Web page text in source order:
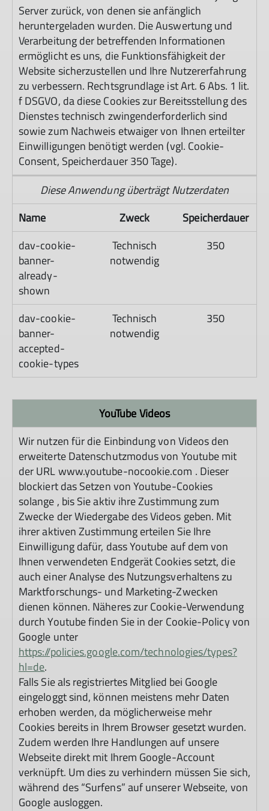
Server zurück, von denen sie anfänglich
heruntergeladen wurden. Die Auswertung und
Verarbeitung der betreffenden Informationen
ermöglicht es uns, die Funktionsfähigkeit der
Website sicherzustellen und Ihre Nutzererfahrung
zu verbessern. Rechtsgrundlage ist Art. 6 Abs. 1 lit.
f DSGVO, da diese Cookies zur Bereitsstellung des
Dienstes technisch zwingenderforderlich sind
sowie zum Nachweis etwaiger von Ihnen erteilter
Einwilligungen benötigt werden (vgl. Cookie-
Consent, Speicherdauer 350 Tage).
Diese Anwendung überträgt Nutzerdaten
Name
Zweck
Speicherdauer
dav-cookie-
banner-
already-
shown
Technisch
notwendig
350
dav-cookie-
banner-
accepted-
cookie-types
Technisch
notwendig
350
YouTube Videos
Wir nutzen für die Einbindung von Videos den
erweiterte Datenschutzmodus von Youtube mit
der URL www.youtube-nocookie.com . Dieser
blockiert das Setzen von Youtube-Cookies
solange , bis Sie aktiv ihre Zustimmung zum
Zwecke der Wiedergabe des Videos geben. Mit
ihrer aktiven Zustimmung erteilen Sie Ihre
Einwilligung dafür, dass Youtube auf dem von
Ihnen verwendeten Endgerät Cookies setzt, die
auch einer Analyse des Nutzungsverhaltens zu
Marktforschungs- und Marketing-Zwecken
dienen können. Näheres zur Cookie-Verwendung
durch Youtube finden Sie in der Cookie-Policy von
Google unter
https://policies.google.com/technologies/types?
hl=de.
Falls Sie als registriertes Mitglied bei Google
eingeloggt sind, können meistens mehr Daten
erhoben werden, da möglicherweise mehr
Cookies bereits in Ihrem Browser gesetzt wurden.
Zudem werden Ihre Handlungen auf unsere
Webseite direkt mit Ihrem Google-Account
verknüpft. Um dies zu verhindern müssen Sie sich,
während des “Surfens” auf unserer Webseite, von
Google ausloggen.